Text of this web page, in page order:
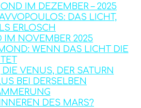
IM DEZEMBER – 2025
DAS LICHT,
ERLOSCH
NOVEMBER 2025
WENN DAS LICHT DIE
VENUS, DER SATURN
BEI DERSELBEN
DES MARS?